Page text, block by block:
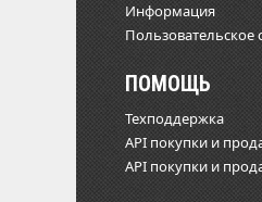
Информация
Пользовательское
ПОМОЩЬ
Техподдержка
API покупки и
API покупки и